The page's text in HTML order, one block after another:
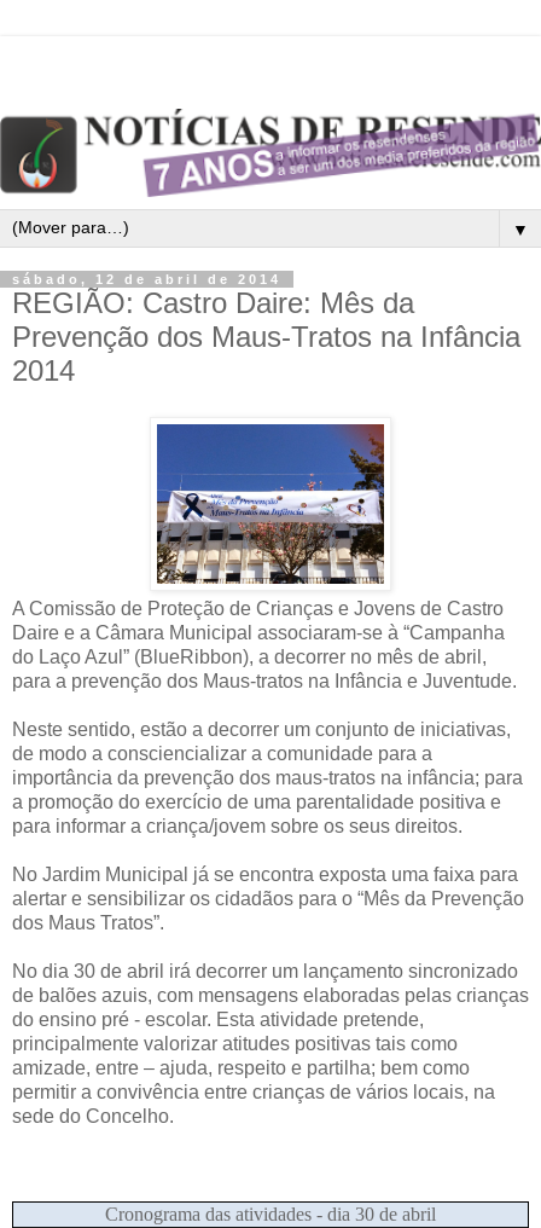
▼
sábado, 12 de abril de 2014
REGIÃO: Castro Daire: Mês da
Prevenção dos Maus-Tratos na Infância
2014
A Comissão de Proteção de Crianças e Jovens de Castro
Daire e a Câmara Municipal associaram-se à “Campanha
do Laço Azul” (BlueRibbon), a decorrer no mês de abril,
para a prevenção dos Maus-tratos na Infância e Juventude.
Neste sentido, estão a decorrer um conjunto de iniciativas,
de modo a consciencializar a comunidade para a
importância da prevenção dos maus-tratos na infância; para
a promoção do exercício de uma parentalidade positiva e
para informar a criança/jovem sobre os seus direitos.
No Jardim Municipal já se encontra exposta uma faixa para
alertar e sensibilizar os cidadãos para o “Mês da Prevenção
dos Maus Tratos”.
No dia 30 de abril irá decorrer um lançamento sincronizado
de balões azuis, com mensagens elaboradas pelas crianças
do ensino pré - escolar. Esta atividade pretende,
principalmente valorizar atitudes positivas tais como
amizade, entre – ajuda, respeito e partilha; bem como
permitir a convivência entre crianças de vários locais, na
sede do Concelho.
Cronograma das atividades - dia 30 de abril